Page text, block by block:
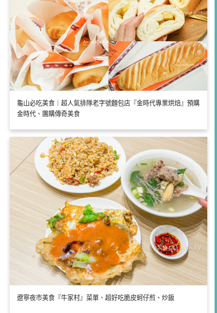
龜山必吃美食｜超人氣排隊老字號麵包店『金時代專業烘焙』預購
金時代、團購傳奇美食
遼寧夜市美食『牛家村』菜單、超好吃脆皮蚵仔煎、炒飯